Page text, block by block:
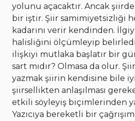
yolunu açacaktır. Ancak
bir iştir. Şiir samimiyetsizliği
kadarını verir kendinden.
halisliğini ölçümleyip
ilişkiyi mutlaka başlatır bir
sart mıdır? Olmasa da olur.
yazmak şiirin kendisine bile
şiirsellikten anlaşılması
etkili söyleyiş biçimlerinden
Yazıcıya bereketli bir